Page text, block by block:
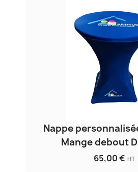
Nappe
Mange debout
65,00 € HT